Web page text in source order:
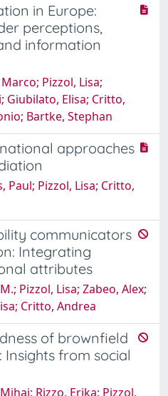
in Europe:
perceptions,
information
Pizzol, Lisa;
Giubilato, Elisa; Critto,
Bartke, Stephan
approaches
Paul; Pizzol, Lisa; Critto,
communicators
Integrating
attributes
Pizzol, Lisa; Zabeo, Alex;
Critto, Andrea
of brownfield
from social
Rizzo, Erika; Pizzol,